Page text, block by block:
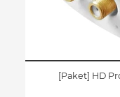
[Paket] HD